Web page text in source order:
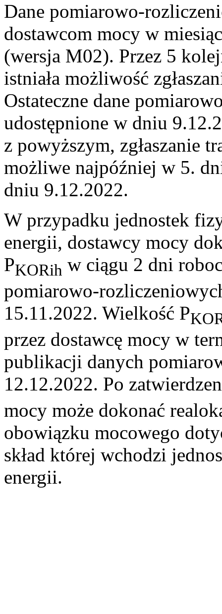
Dane pomiarowo-
dostawcom mocy w
(wersja M02). Przez 5
istniała możliwość
Ostateczne dane
udostępnione w dniu
z powyższym, zgłaszanie
możliwe najpóźniej w 5.
dniu 9.12.2022.
W przypadku jednostek
energii, dostawcy mocy
PKORih w ciągu 2 dni
pomiarowo-
15.11.2022. Wielkość P
przez dostawcę mocy w
publikacji danych
12.12.2022. Po
mocy może dokonać
obowiązku mocowego
skład której wchodzi
energii.